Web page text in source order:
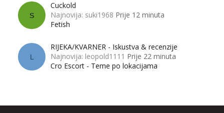
S
Cuckold
Najnovija: suki1968 Prije 12 minuta
Fetish
L
RIJEKA/KVARNER - Iskustva & recenzije
Najnovija: leopold1111 Prije 22 minuta
Cro Escort - Teme po lokacijama